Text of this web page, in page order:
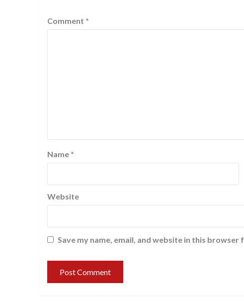
Comment *
Name *
Website
Save my name, email, and website in this